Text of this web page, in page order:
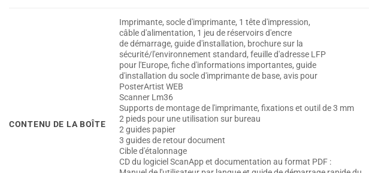
CONTENU DE LA BOÎTE
Imprimante, socle d'imprimante, 1 tête d'impression,
câble d'alimentation, 1 jeu de réservoirs d'encre
de démarrage, guide d'installation, brochure sur la
sécurité/l'environnement standard, feuille d'adresse LFP
pour l'Europe, fiche d'informations importantes, guide
d'installation du socle d'imprimante de base, avis pour
PosterArtist WEB
Scanner Lm36
Supports de montage de l'imprimante, fixations et outil de 3 mm
2 pieds pour une utilisation sur bureau
2 guides papier
3 guides de retour document
Cible d'étalonnage
CD du logiciel ScanApp et documentation au format PDF :